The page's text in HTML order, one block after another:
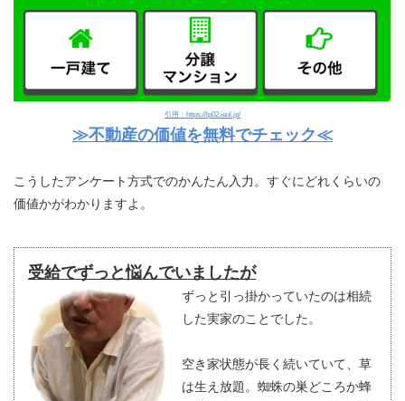
引用：https://lp02.ieul.jp/
≫不動産の価値を無料でチェック≪
こうしたアンケート方式でのかんたん入力。すぐにどれくらいの
価値かがわかりますよ。
受給でずっと悩んでいましたが
ずっと引っ掛かっていたのは相続
した実家のことでした。
空き家状態が長く続いていて、草
は生え放題。蜘蛛の巣どころか蜂